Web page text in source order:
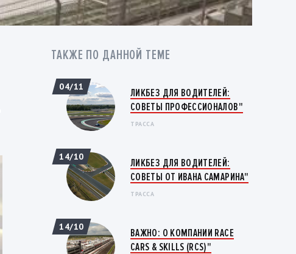
ТАКЖЕ ПО ДАННОЙ ТЕМЕ
ЛИКБЕЗ ДЛЯ ВОДИТЕЛЕЙ:
СОВЕТЫ ПРОФЕССИОНАЛОВ"
ТРАССА
04/11
ЛИКБЕЗ ДЛЯ ВОДИТЕЛЕЙ:
СОВЕТЫ ОТ ИВАНА САМАРИНА"
ТРАССА
14/10
ВАЖНО: О КОМПАНИИ RACE
CARS & SKILLS (RCS)"
14/10